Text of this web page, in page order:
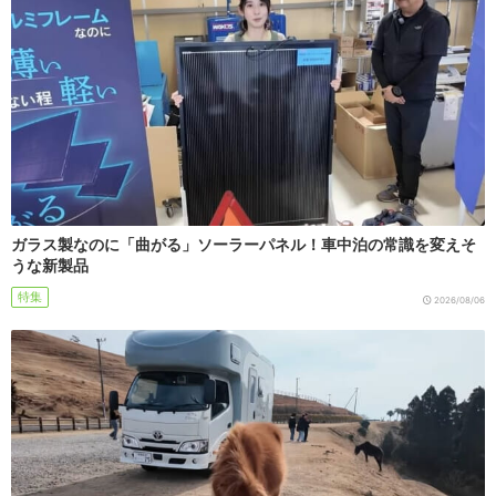
ガラス製なのに「曲がる」ソーラーパネル！車中泊の常識を変えそ
うな新製品
特集 2026/08/06